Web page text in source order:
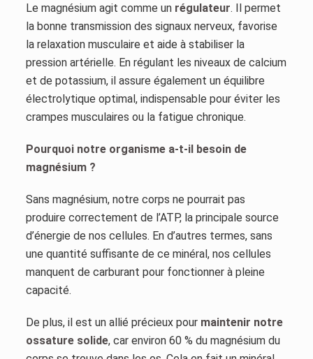
Le magnésium agit comme un régulateur. Il permet
la bonne transmission des signaux nerveux, favorise
la relaxation musculaire et aide à stabiliser la
pression artérielle. En régulant les niveaux de calcium
et de potassium, il assure également un équilibre
électrolytique optimal, indispensable pour éviter les
crampes musculaires ou la fatigue chronique.
Pourquoi notre organisme a-t-il besoin de
magnésium ?
Sans magnésium, notre corps ne pourrait pas
produire correctement de l’ATP, la principale source
d’énergie de nos cellules. En d’autres termes, sans
une quantité suffisante de ce minéral, nos cellules
manquent de carburant pour fonctionner à pleine
capacité.
De plus, il est un allié précieux pour maintenir notre
ossature solide, car environ 60 % du magnésium du